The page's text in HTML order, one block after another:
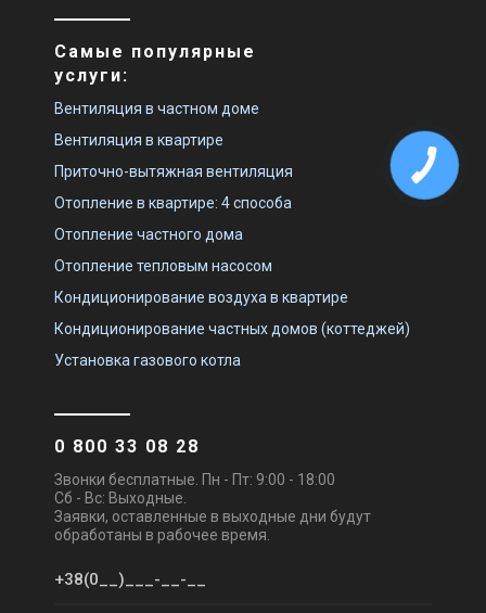
Самые популярные
услуги:
Вентиляция в частном доме
Вентиляция в квартире
Приточно-вытяжная вентиляция
Отопление в квартире: 4 способа
Отопление частного дома
Отопление тепловым насосом
Кондиционирование воздуха в квартире
Кондиционирование частных домов (коттеджей)
Установка газового котла
0 800 33 08 28
Звонки бесплатные. Пн - Пт: 9:00 - 18:00
Сб - Вс: Выходные.
Заявки, оставленные в выходные дни будут
обработаны в рабочее время.